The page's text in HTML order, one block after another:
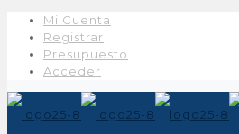
Mi Cuenta
Registrar
Presupuesto
Acceder